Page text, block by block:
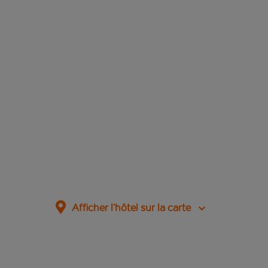
Afficher l’hôtel sur la carte